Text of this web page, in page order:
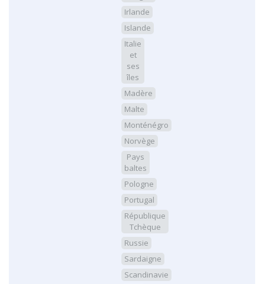
Irlande
Islande
Italie
et
ses
îles
Madère
Malte
Monténégro
Norvège
Pays
baltes
Pologne
Portugal
République
Tchèque
Russie
Sardaigne
Scandinavie